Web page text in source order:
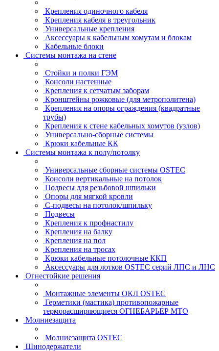
Крепления одиночного кабеля
Крепления кабеля в треугольник
Универсальные крепления
Аксессуары к кабельным хомутам и блокам
Кабельные блоки
Системы монтажа на стене
Стойки и полки ГЭМ
Консоли настенные
Крепления к сетчатым заборам
Кронштейны рожковые (для метрополитена)
Крепления на опоры ограждения (квадратные
трубы)
Крепления к стене кабельных хомутов (узлов)
Универсально-сборные системы
Крюки кабельные КК
Системы монтажа к полу/потолку
Универсальные сборные системы OSTEC
Консоли вертикальные на потолок
Подвесы для резьбовой шпильки
Опоры для мягкой кровли
С-подвесы на потолок/шпильку
Подвесы
Крепления к профнастилу
Крепления на балку
Крепления на пол
Крепления на тросах
Крюки кабельные потолочные ККП
Аксессуары для лотков OSTEC серий ЛПС и ЛНС
Огнестойкие решения
Монтажные элементы ОКЛ OSTEC
Герметики (мастика) противопожарные
терморасширяющиеся ОГНЕБАРЬЕР МТО
Молниезащита
Молниезащита OSTEC
Шинодержатели